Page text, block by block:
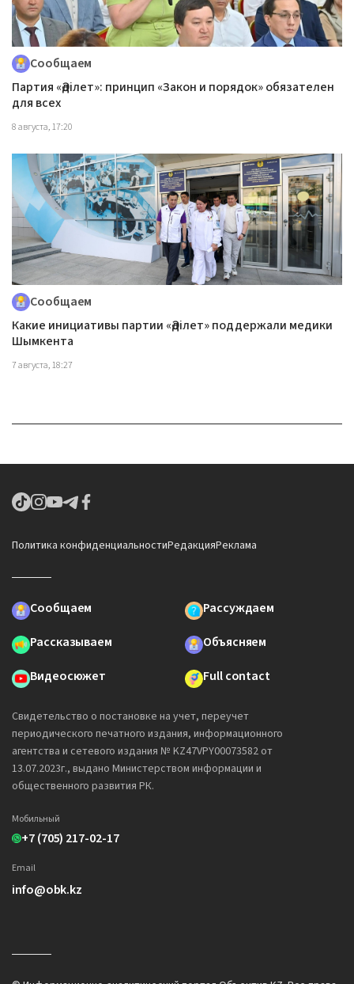
Сообщаем
Партия «Әділет»: принцип «Закон и порядок» обязателен
для всех
8 августа, 17:20
Сообщаем
Какие инициативы партии «Әділет» поддержали медики
Шымкента
7 августа, 18:27
Политика конфиденциальностиРедакцияРеклама
Сообщаем
Рассуждаем
Рассказываем
Объясняем
Видеосюжет
Full contact
Свидетельство о постановке на учет, переучет
периодического печатного издания, информационного
агентства и сетевого издания № KZ47VPY00073582 от
13.07.2023г., выдано Министерством информации и
общественного развития РК.
Мобильный
+7 (705) 217-02-17
Email
info@obk.kz